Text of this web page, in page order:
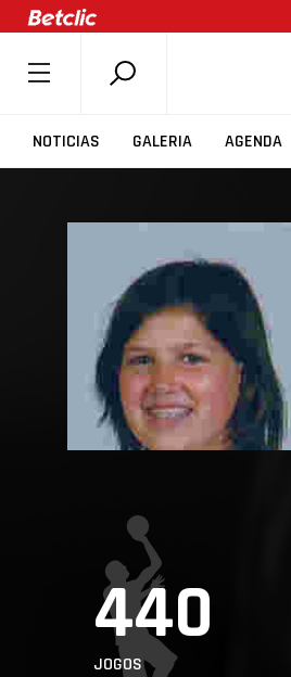
NOTICIAS GALERIA AGENDA
SOBRE A FPB
DOCUMENTOS
ASSOCIAÇÕES
CLUBES
AGENTES
AGENDA
SELEÇÕES
ÁREA TÉCNICA
PROJETOS
440
JOGOS